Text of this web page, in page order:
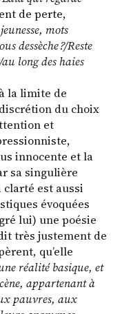
de perte,
mots
dessèche ?/Reste
long des haies
la limite de
du choix
et
innocente et la
sa singulière
est aussi
évoquées
lui) une poésie
très justement de
qu’elle
réalité basique, et
appartenant à
pauvres, aux